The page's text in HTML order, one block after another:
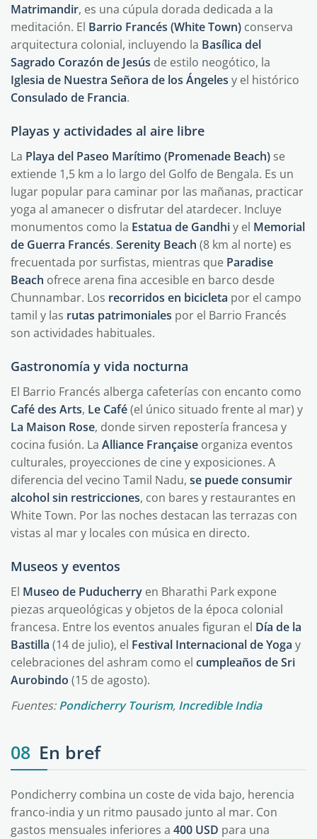
Matrimandir, es una cúpula dorada dedicada a la
meditación. El Barrio Francés (White Town) conserva
arquitectura colonial, incluyendo la Basílica del
Sagrado Corazón de Jesús de estilo neogótico, la
Iglesia de Nuestra Señora de los Ángeles y el histórico
Consulado de Francia.
Playas y actividades al aire libre
La Playa del Paseo Marítimo (Promenade Beach) se
extiende 1,5 km a lo largo del Golfo de Bengala. Es un
lugar popular para caminar por las mañanas, practicar
yoga al amanecer o disfrutar del atardecer. Incluye
monumentos como la Estatua de Gandhiy el Memorial
de Guerra Francés. Serenity Beach (8 km al norte) es
frecuentada por surfistas, mientras que Paradise
Beach ofrece arena fina accesible en barco desde
Chunnambar. Los recorridos en bicicleta por el campo
tamil y las rutas patrimoniales por el Barrio Francés
son actividades habituales.
Gastronomía y vida nocturna
El Barrio Francés alberga cafeterías con encanto como
Café des Arts, Le Café(el único situado frente al mar) y
La Maison Rose, donde sirven repostería francesa y
cocina fusión. La Alliance Française organiza eventos
culturales, proyecciones de cine y exposiciones. A
diferencia del vecino Tamil Nadu, se puede consumir
alcohol sin restricciones, con bares y restaurantes en
White Town. Por las noches destacan las terrazas con
vistas al mar y locales con música en directo.
Museos y eventos
El Museo de Puducherry en Bharathi Park expone
piezas arqueológicas y objetos de la época colonial
francesa. Entre los eventos anuales figuran el Día de la
Bastilla (14 de julio), el Festival Internacional de Yoga y
celebraciones del ashram como el cumpleaños de Sri
Aurobindo (15 de agosto).
Fuentes:Pondicherry Tourism, Incredible India
08 En bref
Pondicherry combina un coste de vida bajo, herencia
franco-india y un ritmo pausado junto al mar. Con
gastos mensuales inferiores a 400 USD para una